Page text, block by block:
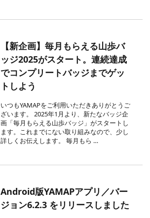
【新企画】毎月もらえる山歩バ
ッジ2025がスタート。連続達成
でコンプリートバッジまでゲッ
トしよう
いつもYAMAPをご利用いただきありがとうご
ざいます。 2025年1月より、新たなバッジ企
画「毎月もらえる山歩バッジ」がスタートし
ます。これまでにない取り組みなので、少し
詳しくお伝えします。 毎月もら …
Android版YAMAPアプリ／バー
ジョン6.2.3 をリリースしました